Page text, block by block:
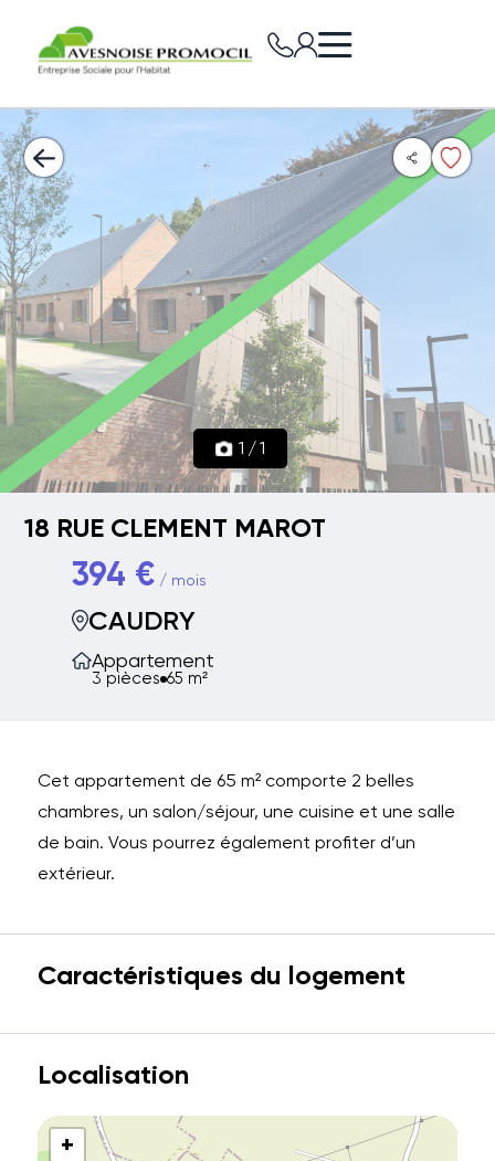
1 /1
18 RUE CLEMENT MAROT
394 €/ mois
CAUDRY
Appartement
3 pièces 65 m²
Cet appartement de 65 m² comporte 2 belles
chambres, un salon/séjour, une cuisine et une salle
de bain. Vous pourrez également profiter d’un
extérieur.
Caractéristiques du logement
Localisation
+